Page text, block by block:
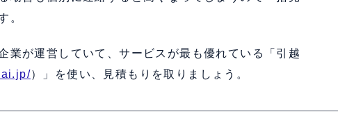
。
業が運営していて、サービスが最も優れている「引越
）」を使い、見積もりを取りましょう。